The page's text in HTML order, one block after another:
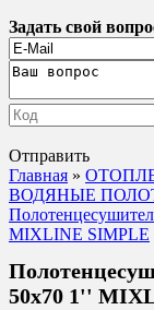
Задать свой
Отправить
Главная »
ВОДЯНЫЕ
MIXLINE SIMPLE
50x70 1''